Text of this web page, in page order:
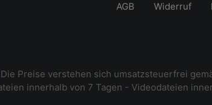
AGB Widerruf
Die Preise verstehen sich umsatzsteuerfrei
innerhalb von 7 Tagen - Videodateien